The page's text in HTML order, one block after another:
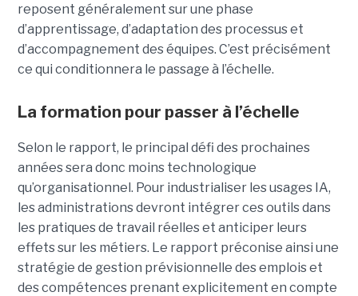
reposent généralement sur une phase
d’apprentissage, d’adaptation des processus et
d’accompagnement des équipes. C’est précisément
ce qui conditionnera le passage à l’échelle.
La formation pour passer à l’échelle
Selon le rapport, le principal défi des prochaines
années sera donc moins technologique
qu’organisationnel. Pour industrialiser les usages IA,
les administrations devront intégrer ces outils dans
les pratiques de travail réelles et anticiper leurs
effets sur les métiers. Le rapport préconise ainsi une
stratégie de gestion prévisionnelle des emplois et
des compétences prenant explicitement en compte